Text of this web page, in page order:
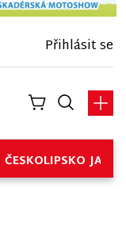
Přihlásit se
ČESKOLIPSKO